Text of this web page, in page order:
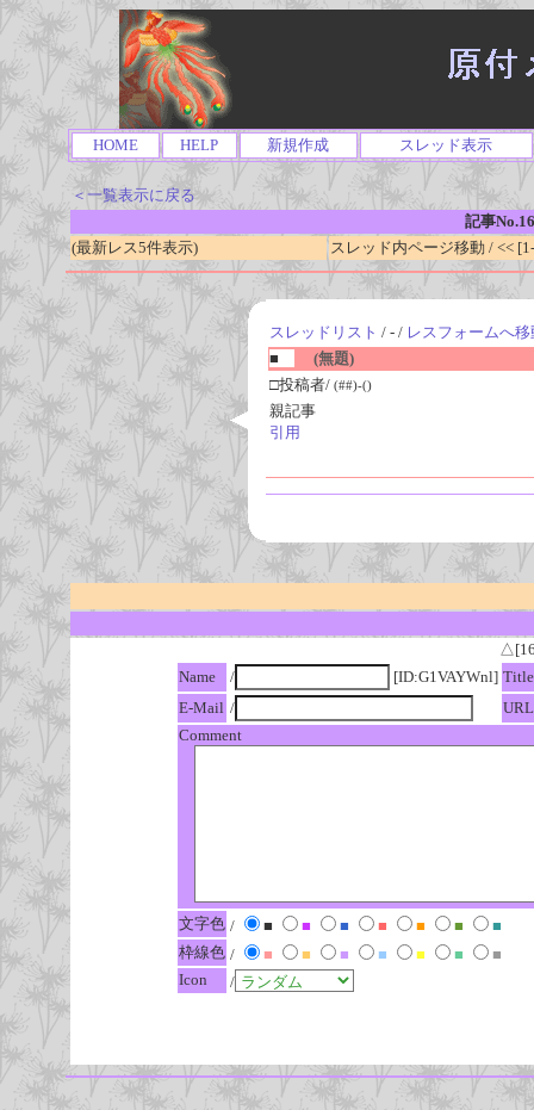
HOME HELP 新規作成 スレッド表示
＜一覧表示に戻る
記事
(最新レス5件表示)
スレッド内ページ移動 / <<
スレッドリスト / - / レスフォームへ移
■
(無題)
□投稿者/ (##)-()
親記事
引用
Name
/ [ID:G1VAYWnl] Title
E-Mail /
URL
Comment
文字色 / ■ ■ ■ ■ ■ ■
■
枠線色 / ■ ■ ■ ■ ■ ■
■
Icon
/